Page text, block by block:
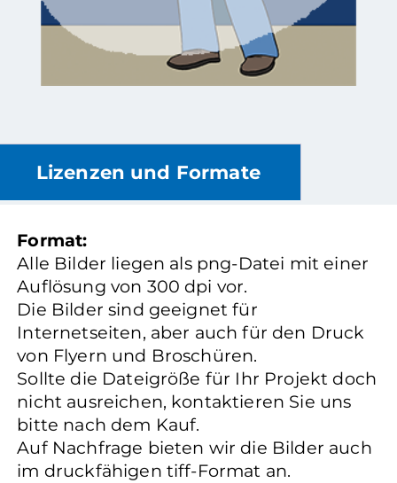
Lizenzen und Formate
Format:
Alle Bilder liegen als png-Datei mit einer
Auflösung von 300 dpi vor.
Die Bilder sind geeignet für
Internetseiten, aber auch für den Druck
von Flyern und Broschüren.
Sollte die Dateigröße für Ihr Projekt doch
nicht ausreichen, kontaktieren Sie uns
bitte nach dem Kauf.
Auf Nachfrage bieten wir die Bilder auch
im druckfähigen tiff-Format an.